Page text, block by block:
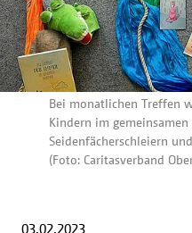
Bei monatlichen Treffen
Kindern im
Seidenfächerschleiern
(Foto: Caritasverband
03.02.2023